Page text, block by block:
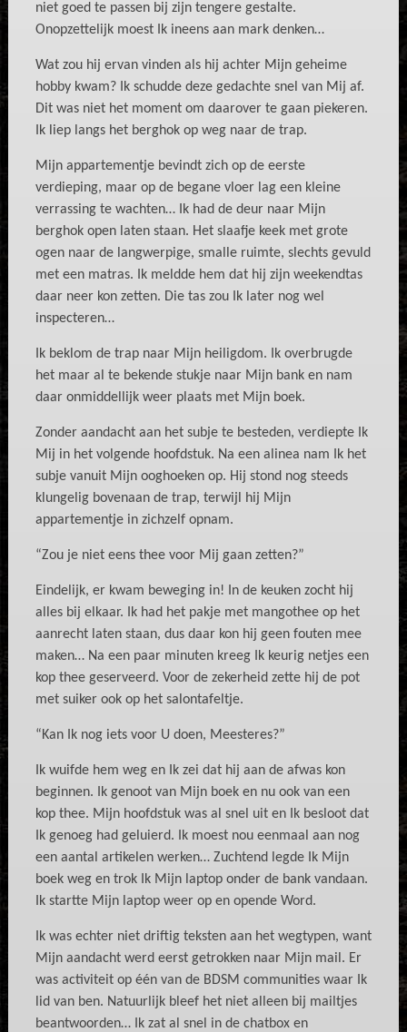
niet goed te passen bij zijn tengere gestalte.
Onopzettelijk moest Ik ineens aan mark denken…
Wat zou hij ervan vinden als hij achter Mijn geheime
hobby kwam? Ik schudde deze gedachte snel van Mij af.
Dit was niet het moment om daarover te gaan piekeren.
Ik liep langs het berghok op weg naar de trap.
Mijn appartementje bevindt zich op de eerste
verdieping, maar op de begane vloer lag een kleine
verrassing te wachten… Ik had de deur naar Mijn
berghok open laten staan. Het slaafje keek met grote
ogen naar de langwerpige, smalle ruimte, slechts gevuld
met een matras. Ik meldde hem dat hij zijn weekendtas
daar neer kon zetten. Die tas zou Ik later nog wel
inspecteren…
Ik beklom de trap naar Mijn heiligdom. Ik overbrugde
het maar al te bekende stukje naar Mijn bank en nam
daar onmiddellijk weer plaats met Mijn boek.
Zonder aandacht aan het subje te besteden, verdiepte Ik
Mij in het volgende hoofdstuk. Na een alinea nam Ik het
subje vanuit Mijn ooghoeken op. Hij stond nog steeds
klungelig bovenaan de trap, terwijl hij Mijn
appartementje in zichzelf opnam.
“Zou je niet eens thee voor Mij gaan zetten?”
Eindelijk, er kwam beweging in! In de keuken zocht hij
alles bij elkaar. Ik had het pakje met mangothee op het
aanrecht laten staan, dus daar kon hij geen fouten mee
maken… Na een paar minuten kreeg Ik keurig netjes een
kop thee geserveerd. Voor de zekerheid zette hij de pot
met suiker ook op het salontafeltje.
“Kan Ik nog iets voor U doen, Meesteres?”
Ik wuifde hem weg en Ik zei dat hij aan de afwas kon
beginnen. Ik genoot van Mijn boek en nu ook van een
kop thee. Mijn hoofdstuk was al snel uit en Ik besloot dat
Ik genoeg had geluierd. Ik moest nou eenmaal aan nog
een aantal artikelen werken… Zuchtend legde Ik Mijn
boek weg en trok Ik Mijn laptop onder de bank vandaan.
Ik startte Mijn laptop weer op en opende Word.
Ik was echter niet driftig teksten aan het wegtypen, want
Mijn aandacht werd eerst getrokken naar Mijn mail. Er
was activiteit op één van de BDSM communities waar Ik
lid van ben. Natuurlijk bleef het niet alleen bij mailtjes
beantwoorden… Ik zat al snel in de chatbox en